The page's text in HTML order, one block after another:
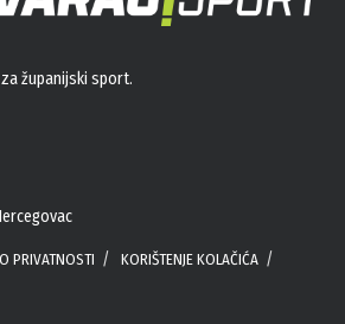
županijski sport.
PRIVATNOSTI
KORIŠTENJE KOLAČIĆA